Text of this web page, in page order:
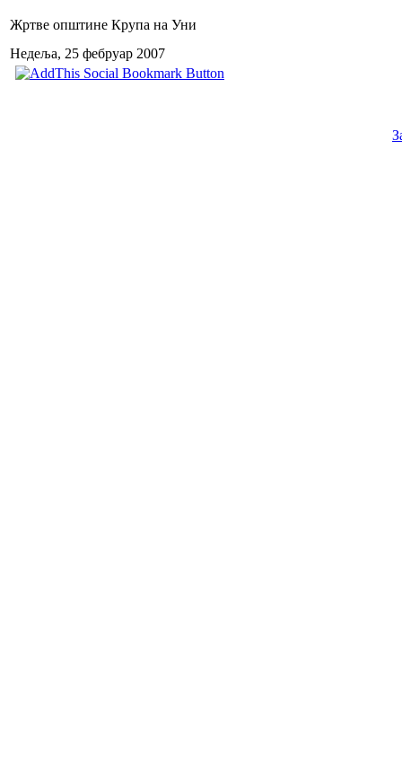
Жртве општине Крупа на Уни
Недеља, 25 фебруар 2007